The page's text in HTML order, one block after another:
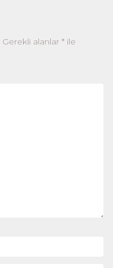
Gerekli alanlar * ile